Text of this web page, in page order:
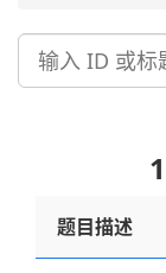
搜
题目描述